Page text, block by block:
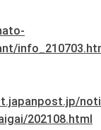
202108.html